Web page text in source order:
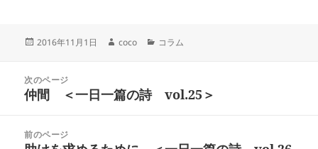
投
2016年11月1日
作
coco
カ
ー
コラム
次のページ
前
稿:
仲間 ＜一日一篇の詩 vol.25＞
前のページ